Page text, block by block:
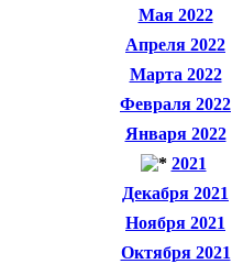
Мая 2022
Апреля 2022
Марта 2022
Февраля 2022
Января 2022
2021
Декабря 2021
Ноября 2021
Октября 2021